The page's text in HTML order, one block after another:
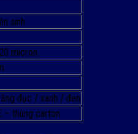
sinh
micron
đục / xanh / đen
– thùng carton